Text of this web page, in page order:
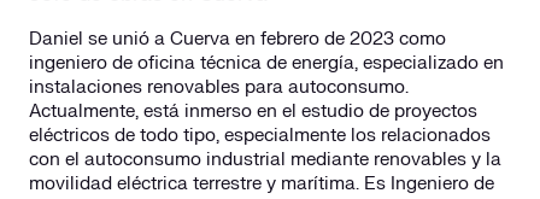
Daniel se unió a Cuerva en febrero de 2023 como
ingeniero de oficina técnica de energía, especializado en
instalaciones renovables para autoconsumo.
Actualmente, está inmerso en el estudio de proyectos
eléctricos de todo tipo, especialmente los relacionados
con el autoconsumo industrial mediante renovables y la
movilidad eléctrica terrestre y marítima. Es Ingeniero de